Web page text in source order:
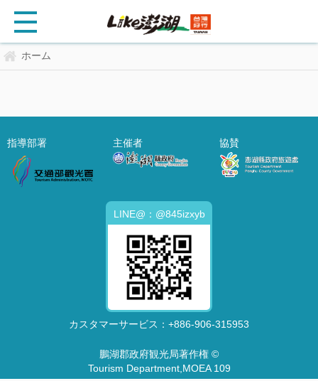
ホーム
指導部署 主催者 協賛
LINE@：@845izxyb
カスタマーサービス： +886-906-315953
鵬湖郡政府観光局著作権 ©
Tourism Department,MOEA 109